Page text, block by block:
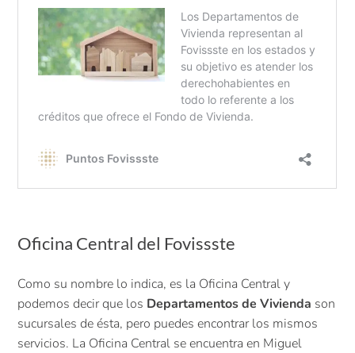
Oficina Central del Fovissste
Como su nombre lo indica, es la Oficina Central y
podemos decir que los Departamentos de Vivienda son
sucursales de ésta, pero puedes encontrar los mismos
servicios. La Oficina Central se encuentra en Miguel